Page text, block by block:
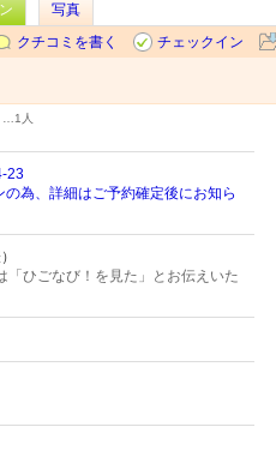
写真
クチコミを書く
チェックイン
1人
23
為、詳細はご予約確定後にお知ら
ひごなび！を見た」とお伝えいた